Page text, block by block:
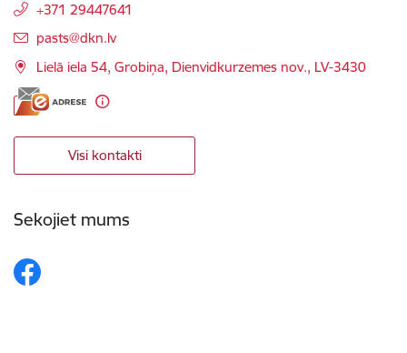
+371 29447641
E-pasts:
pasts@dkn.lv
Lielā iela 54, Grobiņa, Dienvidkurzemes nov., LV-3430
Visi kontakti
Sekojiet mums